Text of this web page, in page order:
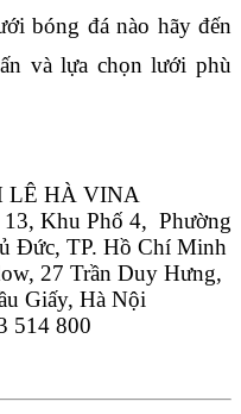
bóng đá nào hãy đến
và lựa chọn lưới phù
LÊ HÀ VINA
Khu Phố 4,  Phường
Đức, TP. Hồ Chí Minh
27 Trần Duy Hưng,
Giấy, Hà Nội
514 800